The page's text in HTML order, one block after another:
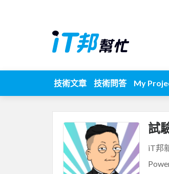
技術文章 技術問答 My
試
iT邦